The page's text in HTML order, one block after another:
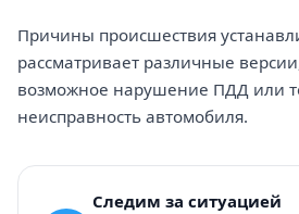
Причины происшествия
рассматривает различные
возможное нарушение ПДД или
неисправность автомобиля.
Следим за ситуацией